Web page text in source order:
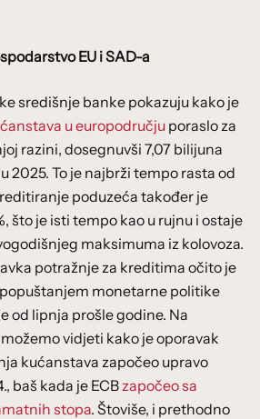
EU i SAD-a
središnje banke pokazuju kako je
u europodručju poraslo za
razini, dosegnuvši 7,07 bilijuna
2025. To je najbrži tempo rasta od
poduzeća također je
što je isti tempo kao u rujnu i ostaje
maksimuma iz kolovoza.
potražnje za kreditima očito je
monetarne politike
od lipnja prošle godine. Na
vidjeti kako je oporavak
kućanstava započeo upravo
baš kada je ECB započeo sa
stopa. Štoviše, i prethodno